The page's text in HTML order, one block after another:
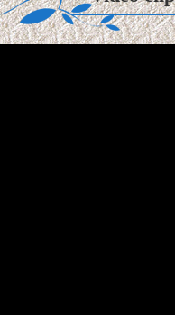
cấp, gỗ Bách Xanh từ lâu
các ...